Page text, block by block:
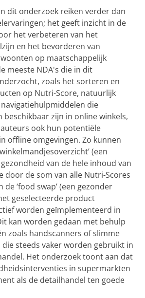
dit onderzoek reiken verder dan
het geeft inzicht in de
het verbeteren van het
en het bevorderen van
op maatschappelijk
meeste NDA's die in dit
zoals het sorteren en
op Nutri-Score, natuurlijk
die
beschikbaar zijn in online winkels,
ook hun potentiële
offline omgevingen. Zo kunnen
(een
van de hele inhoud van
door de som van alle Nutri-Scores
de ‘food swap’ (een gezonder
geselecteerde product
worden geïmplementeerd in
kan worden gedaan met behulp
zoals handscanners of slimme
steeds vaker worden gebruikt in
Het onderzoek toont aan dat
in supermarkten
als de detailhandel ten goede